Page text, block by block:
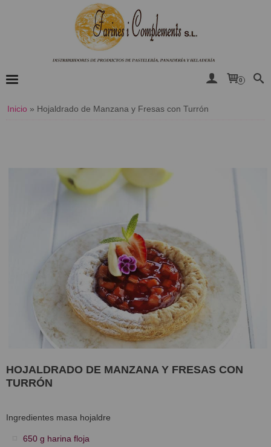
0
Inicio » Hojaldrado de Manzana y Fresas con Turrón
HOJALDRADO DE MANZANA Y FRESAS CON
TURRÓN
Ingredientes masa hojaldre
650 g harina floja